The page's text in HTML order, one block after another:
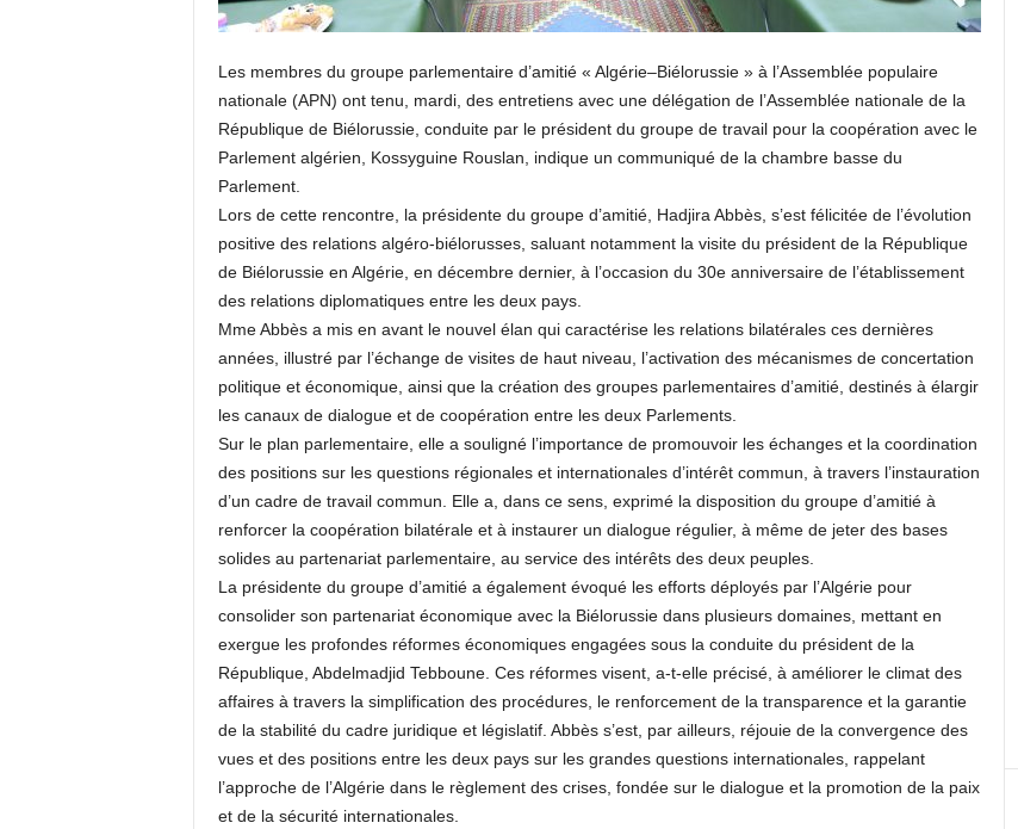
Les membres du groupe parlementaire d’amitié « Algérie–Biélorussie » à l’Assemblée populaire
nationale (APN) ont tenu, mardi, des entretiens avec une délégation de l’Assemblée nationale de la
République de Biélorussie, conduite par le président du groupe de travail pour la coopération avec le
Parlement algérien, Kossyguine Rouslan, indique un communiqué de la chambre basse du
Parlement.
Lors de cette rencontre, la présidente du groupe d’amitié, Hadjira Abbès, s’est félicitée de l’évolution
positive des relations algéro-biélorusses, saluant notamment la visite du président de la République
de Biélorussie en Algérie, en décembre dernier, à l’occasion du 30e anniversaire de l’établissement
des relations diplomatiques entre les deux pays.
Mme Abbès a mis en avant le nouvel élan qui caractérise les relations bilatérales ces dernières
années, illustré par l’échange de visites de haut niveau, l’activation des mécanismes de concertation
politique et économique, ainsi que la création des groupes parlementaires d’amitié, destinés à élargir
les canaux de dialogue et de coopération entre les deux Parlements.
Sur le plan parlementaire, elle a souligné l’importance de promouvoir les échanges et la coordination
des positions sur les questions régionales et internationales d’intérêt commun, à travers l’instauration
d’un cadre de travail commun. Elle a, dans ce sens, exprimé la disposition du groupe d’amitié à
renforcer la coopération bilatérale et à instaurer un dialogue régulier, à même de jeter des bases
solides au partenariat parlementaire, au service des intérêts des deux peuples.
La présidente du groupe d’amitié a également évoqué les efforts déployés par l’Algérie pour
consolider son partenariat économique avec la Biélorussie dans plusieurs domaines, mettant en
exergue les profondes réformes économiques engagées sous la conduite du président de la
République, Abdelmadjid Tebboune. Ces réformes visent, a-t-elle précisé, à améliorer le climat des
affaires à travers la simplification des procédures, le renforcement de la transparence et la garantie
de la stabilité du cadre juridique et législatif. Abbès s’est, par ailleurs, réjouie de la convergence des
vues et des positions entre les deux pays sur les grandes questions internationales, rappelant
l’approche de l’Algérie dans le règlement des crises, fondée sur le dialogue et la promotion de la paix
et de la sécurité internationales.